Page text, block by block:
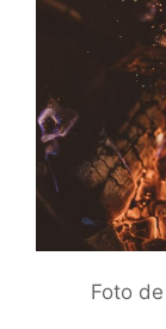
Foto de